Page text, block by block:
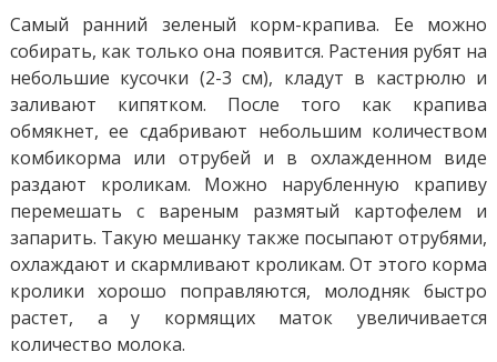
Самый ранний зеленый корм-крапива. Ее можно
собирать, как только она появится. Растения рубят на
небольшие кусочки (2-3 см), кладут в кастрюлю и
заливают кипятком. После того как крапива
обмякнет, ее сдабривают небольшим количеством
комбикорма или отрубей и в охлажденном виде
раздают кроликам. Можно нарубленную крапиву
перемешать с вареным размятый картофелем и
запарить. Такую мешанку также посыпают отрубями,
охлаждают и скармливают кроликам. От этого корма
кролики хорошо поправляются, молодняк быстро
растет, а у кормящих маток увеличивается
количество молока.